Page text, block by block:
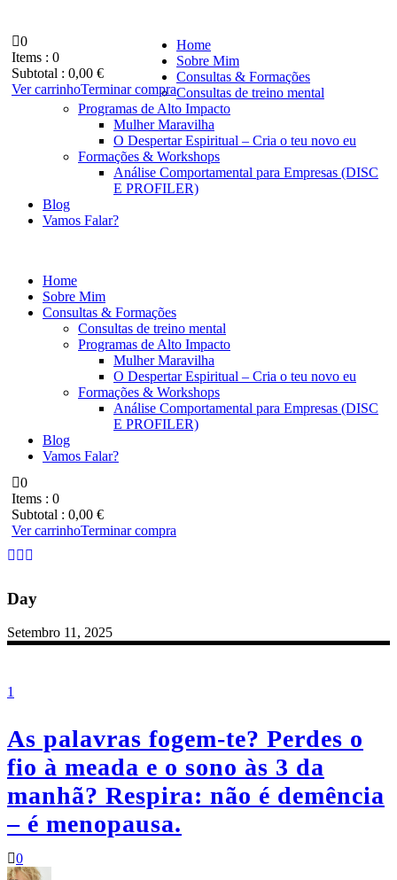
0
Items : 0
Subtotal : 0,00 €
Ver carrinhoTerminar compra
Home
Sobre Mim
Consultas & Formações
Consultas de treino mental
Programas de Alto Impacto
Mulher Maravilha
O Despertar Espiritual – Cria o teu novo eu
Formações & Workshops
Análise Comportamental para Empresas (DISC
E PROFILER)
Blog
Vamos Falar?
Home
Sobre Mim
Consultas & Formações
Consultas de treino mental
Programas de Alto Impacto
Mulher Maravilha
O Despertar Espiritual – Cria o teu novo eu
Formações & Workshops
Análise Comportamental para Empresas (DISC
E PROFILER)
Blog
Vamos Falar?
0
Items : 0
Subtotal : 0,00 €
Ver carrinhoTerminar compra
Day
Setembro 11, 2025
1
As palavras fogem-te? Perdes o
fio à meada e o sono às 3 da
manhã? Respira: não é demência
– é menopausa.
0